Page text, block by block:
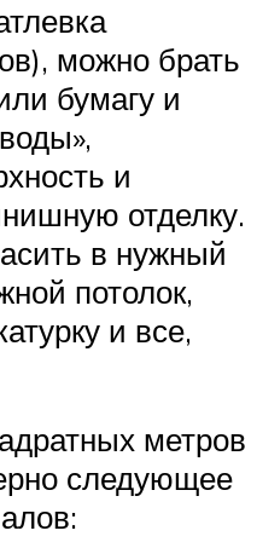
можно брать
бумагу и
и
отделку.
в нужный
потолок,
и все,
метров
следующее